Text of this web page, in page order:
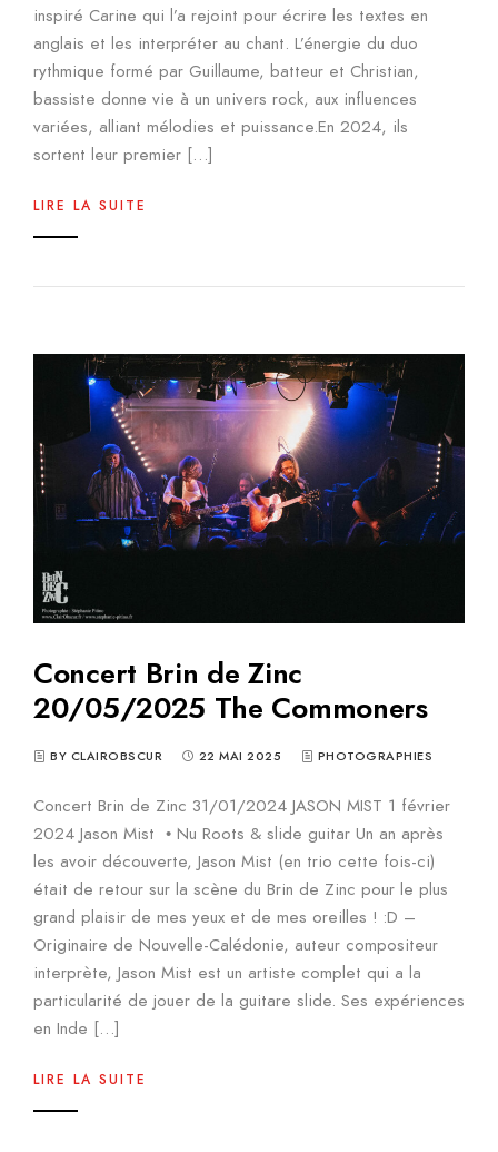
inspiré Carine qui l’a rejoint pour écrire les textes en
anglais et les interpréter au chant. L’énergie du duo
rythmique formé par Guillaume, batteur et Christian,
bassiste donne vie à un univers rock, aux influences
variées, alliant mélodies et puissance.En 2024, ils
sortent leur premier […]
LIRE LA SUITE
Concert Brin de Zinc
20/05/2025 The Commoners
BY CLAIROBSCUR 22 MAI 2025 PHOTOGRAPHIES
Concert Brin de Zinc 31/01/2024 JASON MIST 1 février
2024 Jason Mist • Nu Roots & slide guitar Un an après
les avoir découverte, Jason Mist (en trio cette fois-ci)
était de retour sur la scène du Brin de Zinc pour le plus
grand plaisir de mes yeux et de mes oreilles ! :D –
Originaire de Nouvelle-Calédonie, auteur compositeur
interprète, Jason Mist est un artiste complet qui a la
particularité de jouer de la guitare slide. Ses expériences
en Inde […]
LIRE LA SUITE